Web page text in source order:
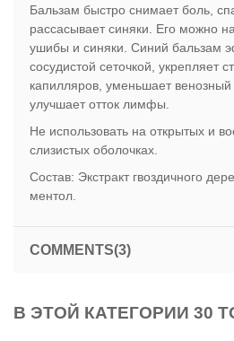
Бальзам быстро снимает боль,
рассасывает синяки. Его можно
ушибы и синяки. Синий бальзам
сосудистой сеточкой, укрепляет
капилляров, уменьшает венозный
улучшает отток лимфы.
Не использовать на открытых и
слизистых оболочках.
Состав: Экстракт гвоздичного
ментол.
COMMENTS(3)
В ЭТОЙ КАТЕГОРИИ 30